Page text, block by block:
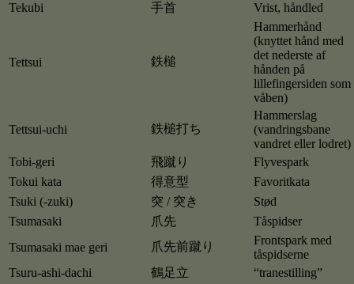
Tekubi
手首 Vrist, håndled
Tettsui 鉄槌
Hammerhånd
(knyttet hånd med
det nederste af
hånden på
lillefingersiden som
våben)
Tettsui-uchi 鉄槌打ち
Hammerslag
(vandringsbane
vandret eller lodret)
Tobi-geri
飛蹴り
Flyvespark
Tokui kata
得意型
Favoritkata
Tsuki (-zuki)
突 / 突き
Stød
Tsumasaki
爪先
Tåspidser
Tsumasaki mae geri
爪先前蹴り
Frontspark med
tåspidserne
Tsuru-ashi-dachi
鶴足立 “tranestilling”